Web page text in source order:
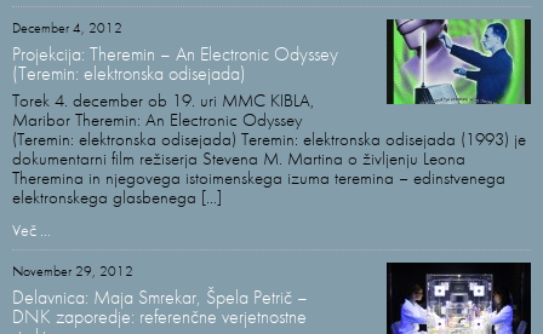
December 4, 2012
Projekcija: Theremin – An Electronic Odyssey
(Teremin: elektronska odisejada)
Torek 4. december ob 19. uri MMC KIBLA,
Maribor Theremin: An Electronic Odyssey
(Teremin: elektronska odisejada) Teremin: elektronska odisejada (1993) je
dokumentarni film režiserja Stevena M. Martina o življenju Leona
Theremina in njegovega istoimenskega izuma teremina – edinstvenega
elektronskega glasbenega [...]
Več ...
November 29, 2012
Delavnica: Maja Smrekar, Špela Petrič –
DNK zaporedje: referenčne verjetnostne